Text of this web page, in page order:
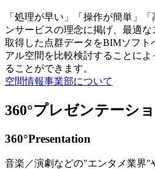
「処理が早い」「操作が簡単」
ンサービスの理念に掲げ、最適な
取得した点群データをBIMソフト
アル空間を比較検討することに
ることができます。
空間情報事業部について
360°プレゼンテーシ
360°Presentation
音楽／演劇などの"エンタメ業界"